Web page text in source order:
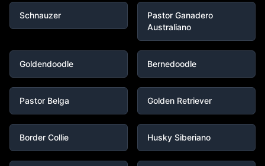
Schnauzer
Pastor Ganadero
Australiano
Goldendoodle Bernedoodle
Pastor Belga Golden Retriever
Border Collie Husky Siberiano